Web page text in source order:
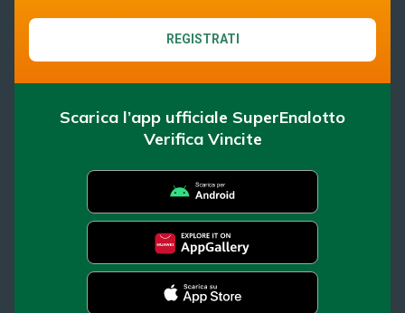
REGISTRATI
Scarica l’app ufficiale SuperEnalotto
Verifica Vincite
SuperEnalotto